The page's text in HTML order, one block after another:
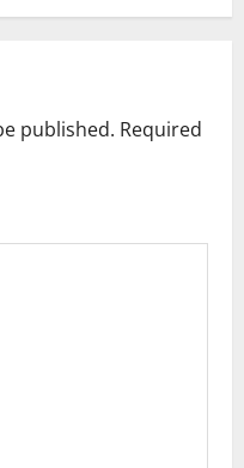
published. Required